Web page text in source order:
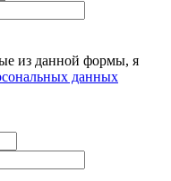
из данной формы, я
данных